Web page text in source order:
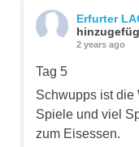
Erfurter
2 years ago
Tag 5
Schwupps ist die
Spiele und viel
zum Eisessen.